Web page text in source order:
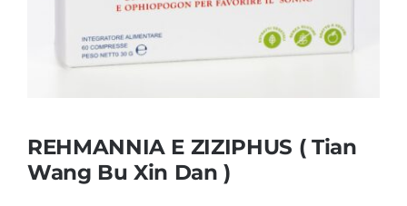
Magnetoterapia
Material
clínico
REHMANNIA E ZIZIPHUS ( Tian
Wang Bu Xin Dan )